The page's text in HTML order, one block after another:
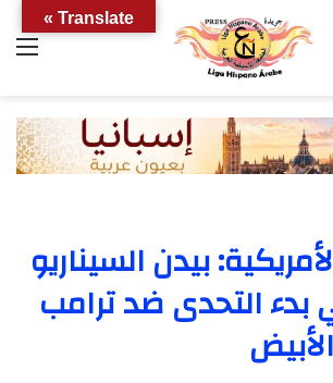
بيدن السيناريو
بدء التحدى ضد ترامب
Translate »